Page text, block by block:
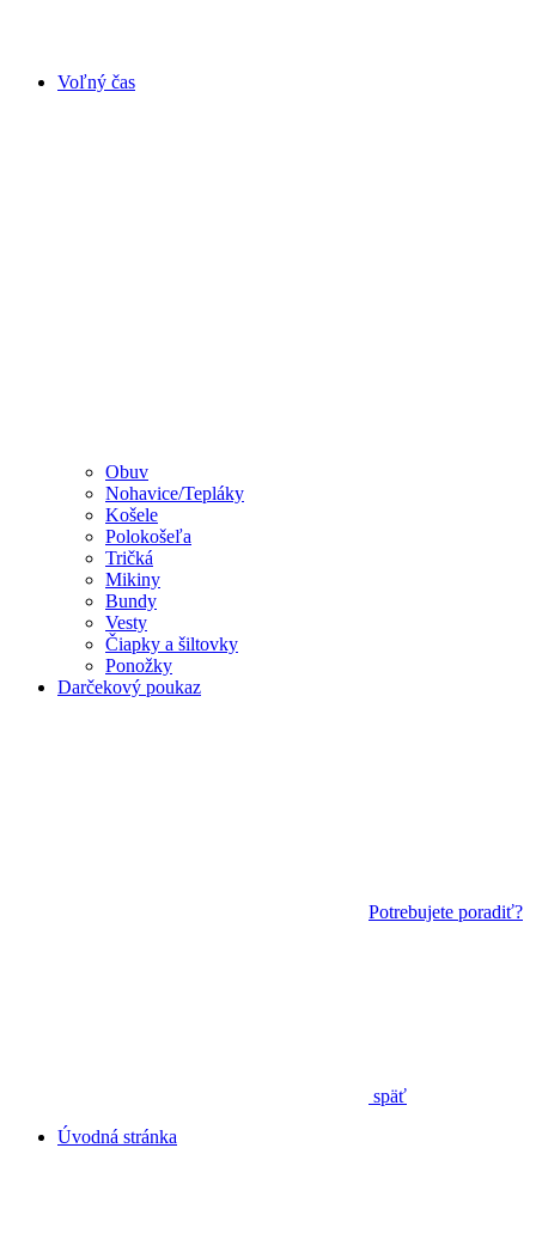
Voľný čas
Obuv
Nohavice/Tepláky
Košele
Polokošeľa
Tričká
Mikiny
Bundy
Vesty
Čiapky a šiltovky
Ponožky
Darčekový poukaz
Potrebujete poradiť?
späť
Úvodná stránka